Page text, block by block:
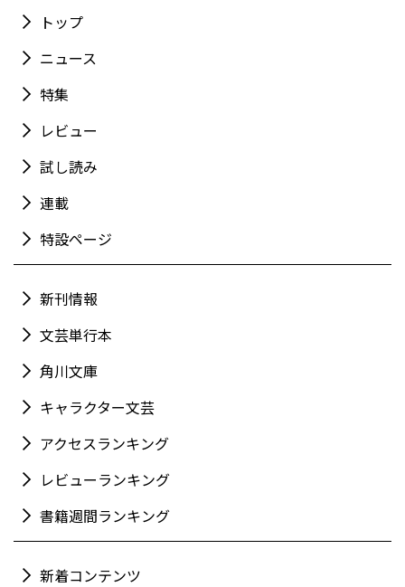
トップ
ニュース
特集
レビュー
試し読み
連載
特設ページ
新刊情報
文芸単行本
角川文庫
キャラクター文芸
アクセスランキング
レビューランキング
書籍週間ランキング
新着コンテンツ